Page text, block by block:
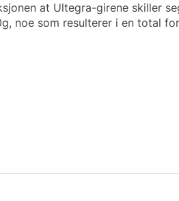
at Ultegra-girene skiller
noe som resulterer i en total